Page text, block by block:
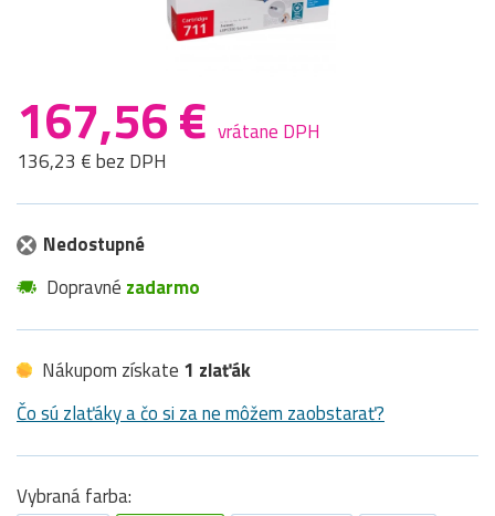
167,56 € vrátane DPH
136,23 € bez DPH
Nedostupné
Dopravné zadarmo
Nákupom získate 1 zlaťák
Čo sú zlaťáky a čo si za ne môžem zaobstarať?
Vybraná farba: